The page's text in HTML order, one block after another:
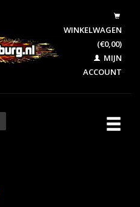
WINKELWAGEN
(€0,00)
MIJN
ACCOUNT